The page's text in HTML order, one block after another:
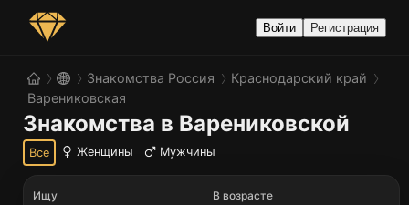
Войти Регистрация
Знакомства Россия
Краснодарский край
Варениковская
Знакомства в Варениковской
Все Женщины Мужчины
Ищу В возрасте